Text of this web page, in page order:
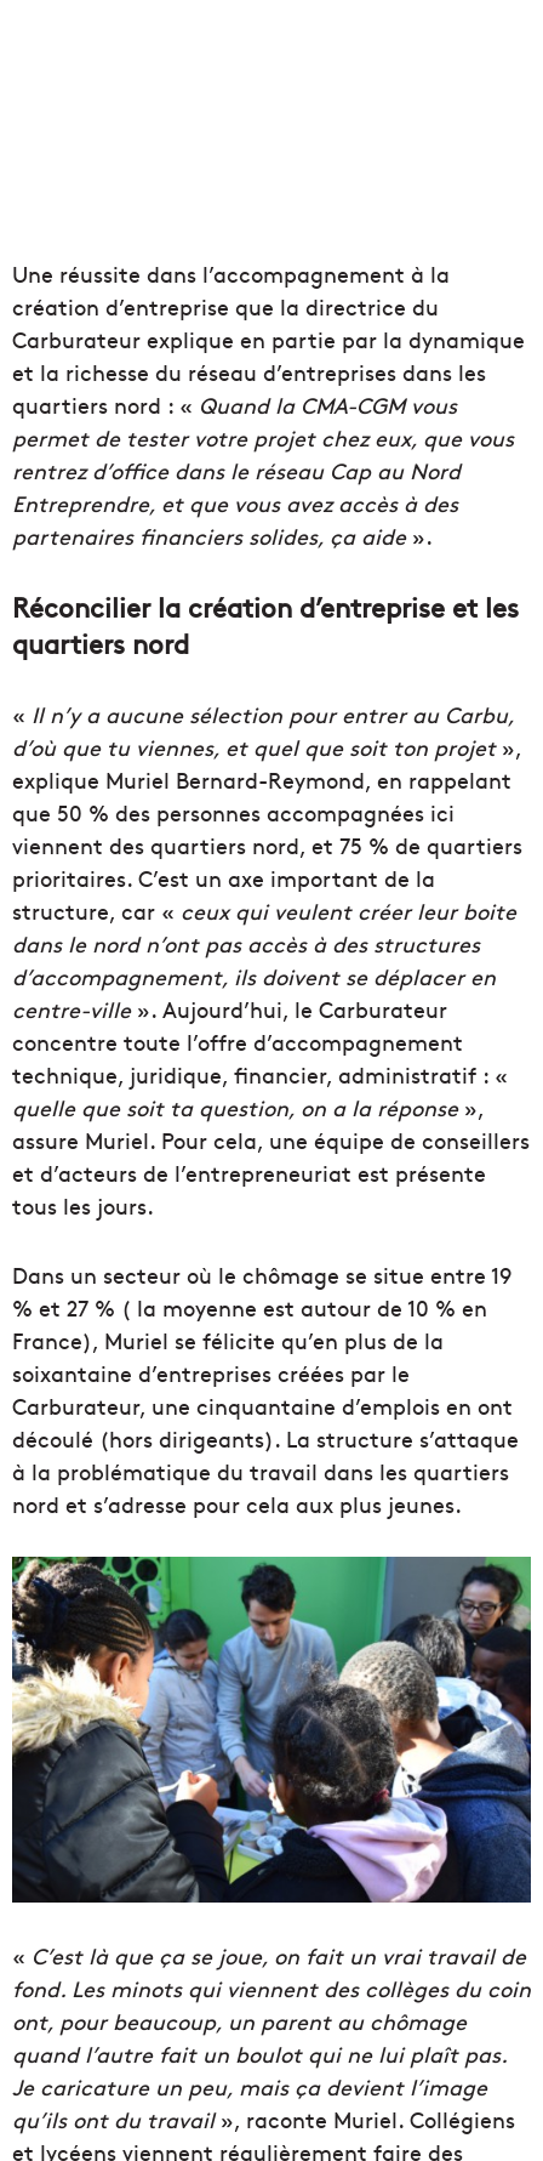
Une réussite dans l’accompagnement à la
création d’entreprise que la directrice du
Carburateur explique en partie par la dynamique
et la richesse du réseau d’entreprises dans les
quartiers nord : « Quand la CMA-CGM vous
permet de tester votre projet chez eux, que vous
rentrez d’office dans le réseau Cap au Nord
Entreprendre, et que vous avez accès à des
partenaires financiers solides, ça aide».
Réconcilier la création d’entreprise et les
quartiers nord
« Il n’y a aucune sélection pour entrer au Carbu,
d’où que tu viennes, et quel que soit ton projet»,
explique Muriel Bernard-Reymond, en rappelant
que 50 % des personnes accompagnées ici
viennent des quartiers nord, et 75 % de quartiers
prioritaires. C’est un axe important de la
structure, car « ceux qui veulent créer leur boite
dans le nord n’ont pas accès à des structures
d’accompagnement, ils doivent se déplacer en
centre-ville». Aujourd’hui, le Carburateur
concentre toute l’offre d’accompagnement
technique, juridique, financier, administratif : «
quelle que soit ta question, on a la réponse»,
assure Muriel. Pour cela, une équipe de conseillers
et d’acteurs de l’entrepreneuriat est présente
tous les jours.
Dans un secteur où le chômage se situe entre 19
% et 27 % ( la moyenne est autour de 10 % en
France), Muriel se félicite qu’en plus de la
soixantaine d’entreprises créées par le
Carburateur, une cinquantaine d’emplois en ont
découlé (hors dirigeants). La structure s’attaque
à la problématique du travail dans les quartiers
nord et s’adresse pour cela aux plus jeunes.
« C’est là que ça se joue, on fait un vrai travail de
fond. Les minots qui viennent des collèges du coin
ont, pour beaucoup, un parent au chômage
quand l’autre fait un boulot qui ne lui plaît pas.
Je caricature un peu, mais ça devient l’image
qu’ils ont du travail», raconte Muriel. Collégiens
et lycéens viennent régulièrement faire des